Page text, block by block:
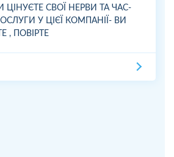
ЦІНУЄТЕ СВОЇ НЕРВИ ТА ЧАС-
У ЦІЄЇ КОМПАНІЇ- ВИ
, ПОВІРТЕ